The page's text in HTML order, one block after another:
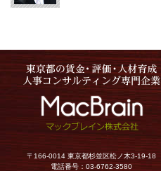
〒166-0014 東京都杉並区松ノ木3-19-18
電話番号：03-6762-3580